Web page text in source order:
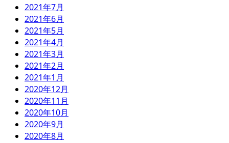
2021年7月
2021年6月
2021年5月
2021年4月
2021年3月
2021年2月
2021年1月
2020年12月
2020年11月
2020年10月
2020年9月
2020年8月